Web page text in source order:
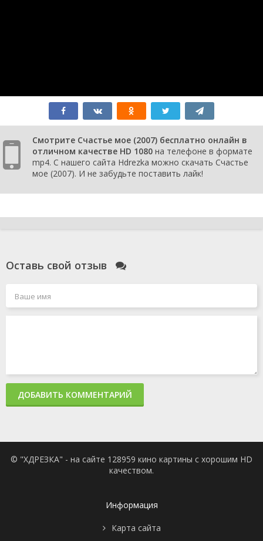
Смотрите Счастье мое (2007) бесплатно онлайн в
отличном качестве HD 1080 на телефоне в формате
mp4. С нашего сайта Hdrezka можно скачать Счастье
мое (2007). И не забудьте поставить лайк!
Оставь свой отзыв
ДОБАВИТЬ КОММЕНТАРИЙ
© "ХДРЕЗКА" - на сайте 128959 кино картины с хорошим HD
качеством.
Информация
Карта сайта